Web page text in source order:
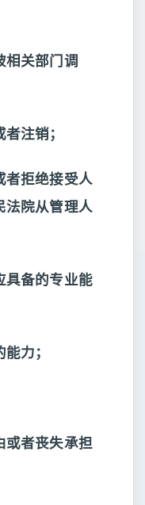
相关部门调
注销；
者拒绝接受人
法院从管理人
具备的专业能
力；
或者丧失承担